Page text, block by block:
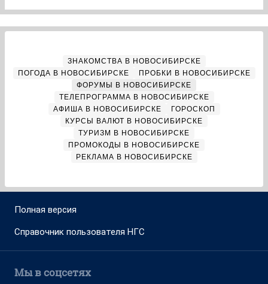
ЗНАКОМСТВА В НОВОСИБИРСКЕ
ПОГОДА В НОВОСИБИРСКЕ
ПРОБКИ В НОВОСИБИРСКЕ
ФОРУМЫ В НОВОСИБИРСКЕ
ТЕЛЕПРОГРАММА В НОВОСИБИРСКЕ
АФИША В НОВОСИБИРСКЕ
ГОРОСКОП
КУРСЫ ВАЛЮТ В НОВОСИБИРСКЕ
ТУРИЗМ В НОВОСИБИРСКЕ
ПРОМОКОДЫ В НОВОСИБИРСКЕ
РЕКЛАМА В НОВОСИБИРСКЕ
Полная версия
Справочник пользователя НГС
Мы в соцсетях